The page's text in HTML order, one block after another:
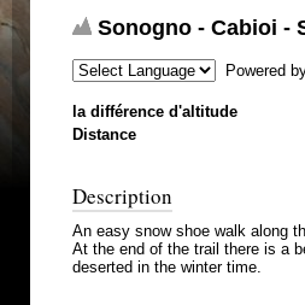
Sonogno - Cabioi -
Powered
la différence d'altitude
Distance
Description
An easy snow shoe walk along
At the end of the trail there is a
deserted in the winter time.